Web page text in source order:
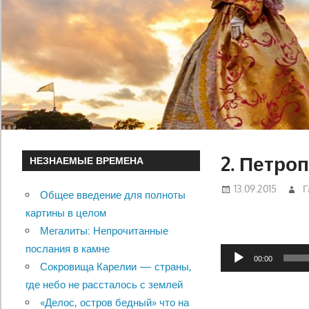
2.
13.09.2015
Аудиоплеер
00:00
НЕЗНАЕМЫЕ ВРЕМЕНА
Общее введение для полноты
картины в целом
Мегалиты: Непрочитанные
послания в камне
Сокровища Карелии — страны,
где небо не рассталось с землей
«Делос, остров бедный» что на